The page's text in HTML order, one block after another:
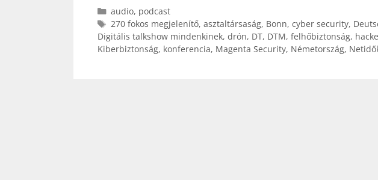
Kategória
audio, podcast
Címkék
270 fokos megjelenítő, asztaltársaság, Bonn, cyber security,
Digitális talkshow mindenkinek, drón, DT, DTM, felhőbiztonság,
Kiberbiztonság, konferencia, Magenta Security, Németország,